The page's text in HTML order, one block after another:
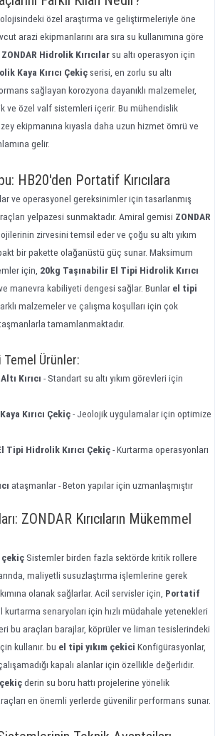
özel araştırma ve geliştirmeleriyle öne
arazi ekipmanlarını ara sıra su kullanımına göre
ZONDAR Hidrolik Kırıcılar su altı operasyon için
Kaya Kırıcı Çekiç serisi, en zorlu su altı
sağlayan korozyona dayanıklı malzemeler,
ve özel valf sistemleri içerir. Bu mühendislik
ekipmanına kıyasla daha uzun hizmet ömrü ve
gelir.
HB20'den Portatif Kırıcılara
ve operasyonel gereksinimler için tasarlanmış
yelpazesi sunmaktadır. Amiral gemisi ZONDAR
zirvesini temsil eder ve çoğu su altı yıkım
bir pakette olağanüstü güç sunar. Maksimum
için, 20kg Taşınabilir El Tipi Hidrolik Kırıcı
manevra kabiliyeti dengesi sağlar. Bunlar el tipi
malzemeler ve çalışma koşulları için çok
tamamlanmaktadır.
Temel Ürünler:
Kırıcı - Standart su altı yıkım görevleri için
Kırıcı Çekiç- Jeolojik uygulamalar için optimize
Tipi Hidrolik Kırıcı Çekiç- Kurtarma operasyonları
ataşmanlar - Beton yapılar için uzmanlaşmıştır
ZONDAR Kırıcıların Mükemmel
çekiçSistemler birden fazla sektörde kritik rollere
maliyetli susuzlaştırma işlemlerine gerek
olanak sağlarlar. Acil servisler için, Portatif
kurtarma senaryoları için hızlı müdahale yetenekleri
bu araçları barajlar, köprüler ve liman tesislerindeki
kullanır. bu el tipi yıkım çekici Konfigürasyonlar,
kapalı alanlar için özellikle değerlidir.
derin su boru hattı projelerine yönelik
en önemli yerlerde güvenilir performans sunar.